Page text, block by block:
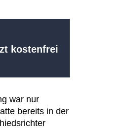
kostenfrei
war nur
bereits in der